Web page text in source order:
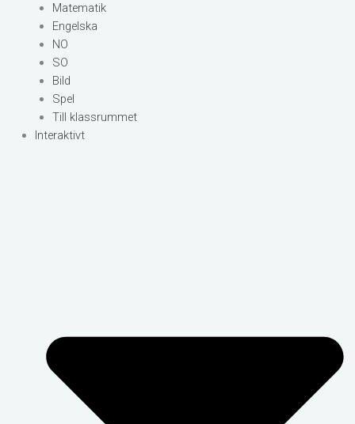
Matematik
Engelska
NO
SO
Bild
Spel
Till klassrummet
Interaktivt